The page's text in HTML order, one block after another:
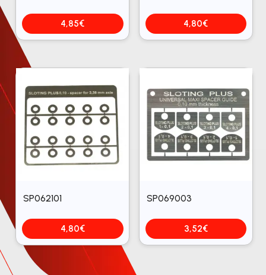
4,85€ 4,80€
SP062101
4,80€
SP069003
3,52€